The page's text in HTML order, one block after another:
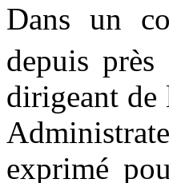
Dans un
depuis
dirigeant de
exprimé